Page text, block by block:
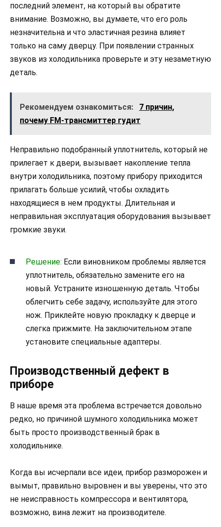
последний элемент, на который вы обратите
внимание. Возможно, вы думаете, что его роль
незначительна и что эластичная резина влияет
только на саму дверцу. При появлении странных
звуков из холодильника проверьте и эту незаметную
деталь.
Рекомендуем ознакомиться:
7 причин,
почему FM-трансмиттер гудит
Неправильно подобранный уплотнитель, который не
прилегает к двери, вызывает накопление тепла
внутри холодильника, поэтому прибору приходится
прилагать больше усилий, чтобы охладить
находящиеся в нем продукты. Длительная и
неправильная эксплуатация оборудования вызывает
громкие звуки.
Решение: Если виновником проблемы является
уплотнитель, обязательно замените его на
новый. Устраните изношенную деталь. Чтобы
облегчить себе задачу, используйте для этого
нож. Приклейте новую прокладку к дверце и
слегка прижмите. На заключительном этапе
установите специальные адаптеры.
Производственный дефект в
приборе
В наше время эта проблема встречается довольно
редко, но причиной шумного холодильника может
быть просто производственный брак в
холодильнике.
Когда вы исчерпали все идеи, прибор разморожен и
вымыт, правильно выровнен и вы уверены, что это
не неисправность компрессора и вентилятора,
возможно, вина лежит на производителе.